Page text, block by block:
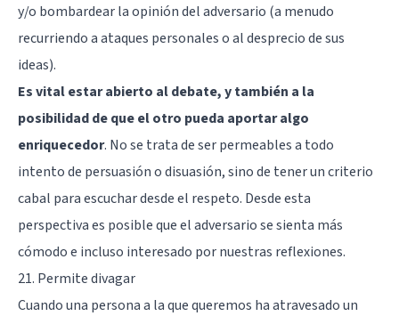
y/o bombardear la opinión del adversario (a menudo
recurriendo a ataques personales o al desprecio de sus
ideas).
Es vital estar abierto al debate, y también a la
posibilidad de que el otro pueda aportar algo
enriquecedor. No se trata de ser permeables a todo
intento de persuasión o disuasión, sino de tener un criterio
cabal para escuchar desde el respeto. Desde esta
perspectiva es posible que el adversario se sienta más
cómodo e incluso interesado por nuestras reflexiones.
21. Permite divagar
Cuando una persona a la que queremos ha atravesado un